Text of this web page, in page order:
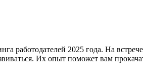
работодателей 2025 года. На
Их опыт поможет вам